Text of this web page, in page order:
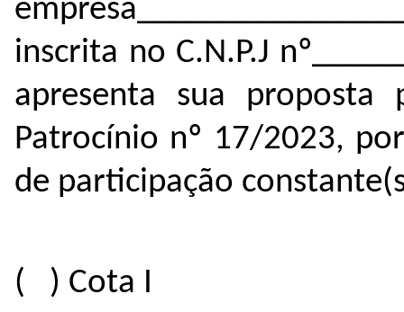
inscrita no C.N.P.J
apresenta sua
Patrocínio nº 17/2023,
de participação
( ) Cota I